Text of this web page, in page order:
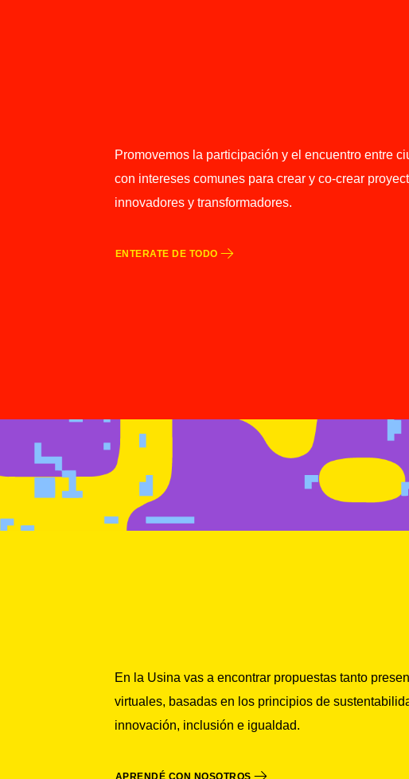
Promovemos la participación y el encuentro entre
con intereses comunes para crear y co-crear
innovadores y transformadores.
ENTERATE DE TODO
En la Usina vas a encontrar propuestas tanto
virtuales, basadas en los principios de
innovación, inclusión e igualdad.
APRENDÉ CON NOSOTROS